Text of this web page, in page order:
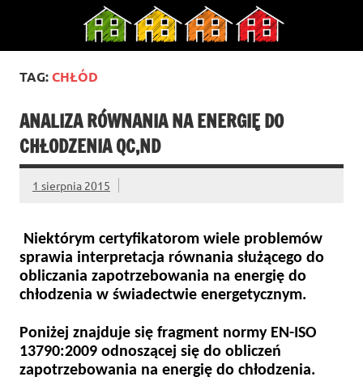
TAG:CHŁÓD
ANALIZA RÓWNANIA NA ENERGIĘ DO
CHŁODZENIA QC,ND
1 sierpnia 2015
Niektórym certyfikatorom wiele problemów
sprawia interpretacja równania służącego do
obliczania zapotrzebowania na energię do
chłodzenia w świadectwie energetycznym.
Poniżej znajduje się fragment normy EN-ISO
13790:2009 odnoszącej się do obliczeń
zapotrzebowania na energię do chłodzenia.